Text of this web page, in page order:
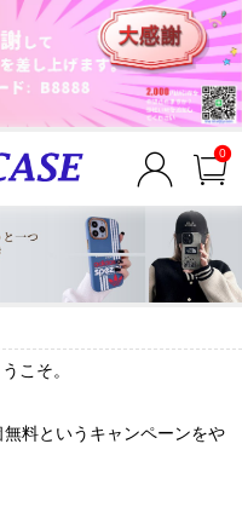
0
こそ。
料というキャンペーンをや